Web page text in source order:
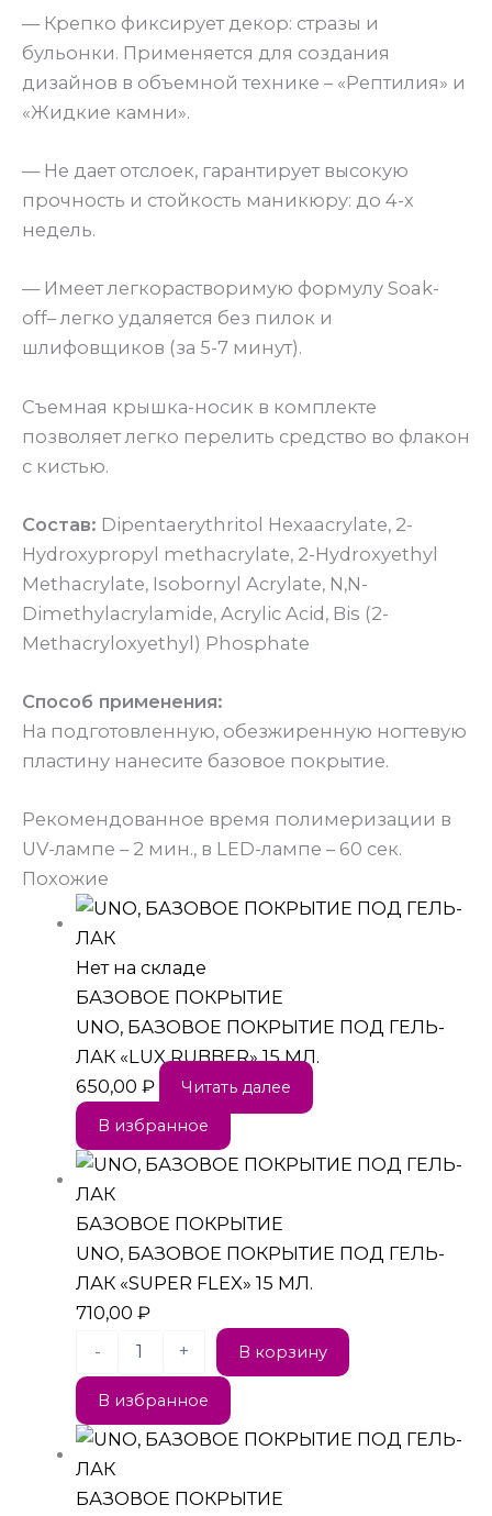
— Крепко фиксирует декор: стразы и
бульонки. Применяется для создания
дизайнов в объемной технике – «Рептилия» и
«Жидкие камни».
— Не дает отслоек, гарантирует высокую
прочность и стойкость маникюру: до 4-х
недель.
— Имеет легкорастворимую формулу Soak-
off– легко удаляется без пилок и
шлифовщиков (за 5-7 минут).
Съемная крышка-носик в комплекте
позволяет легко перелить средство во флакон
с кистью.
Состав: Dipentaerythritol Hexaacrylate, 2-
Hydroxypropyl methacrylate, 2-Hydroxyethyl
Methacrylate, Isobornyl Acrylate, N,N-
Dimethylacrylamide, Acrylic Acid, Bis (2-
Methacryloxyethyl) Phosphate
Способ применения:
На подготовленную, обезжиренную ногтевую
пластину нанесите базовое покрытие.
Рекомендованное время полимеризации в
UV-лампе – 2 мин., в LED-лампе – 60 сек.
Похожие
Нет на складе
БАЗОВОЕ ПОКРЫТИЕ
UNO, БАЗОВОЕ ПОКРЫТИЕ ПОД ГЕЛЬ-
ЛАК «LUX RUBBER» 15 МЛ.
650,00₽
Читать далее
В избранное
БАЗОВОЕ ПОКРЫТИЕ
UNO, БАЗОВОЕ ПОКРЫТИЕ ПОД ГЕЛЬ-
ЛАК «SUPER FLEX» 15 МЛ.
710,00₽
-
+ В корзину
В избранное
БАЗОВОЕ ПОКРЫТИЕ